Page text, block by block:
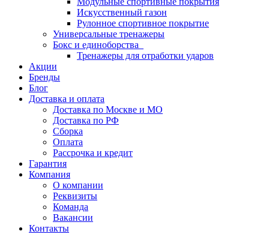
Искусственный газон
Рулонное спортивное покрытие
Универсальные тренажеры
Бокс и единоборства
Тренажеры для отработки ударов
Акции
Бренды
Блог
Доставка и оплата
Доставка по Москве и МО
Доставка по РФ
Сборка
Оплата
Рассрочка и кредит
Гарантия
Компания
О компании
Реквизиты
Команда
Вакансии
Контакты